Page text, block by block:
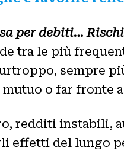
per debiti…
tra le più
sempre
o far
redditi instabili,
effetti del lungo